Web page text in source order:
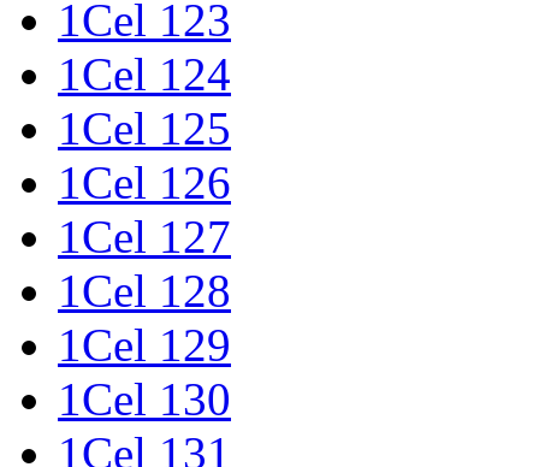
1Cel 123
1Cel 124
1Cel 125
1Cel 126
1Cel 127
1Cel 128
1Cel 129
1Cel 130
1Cel 131